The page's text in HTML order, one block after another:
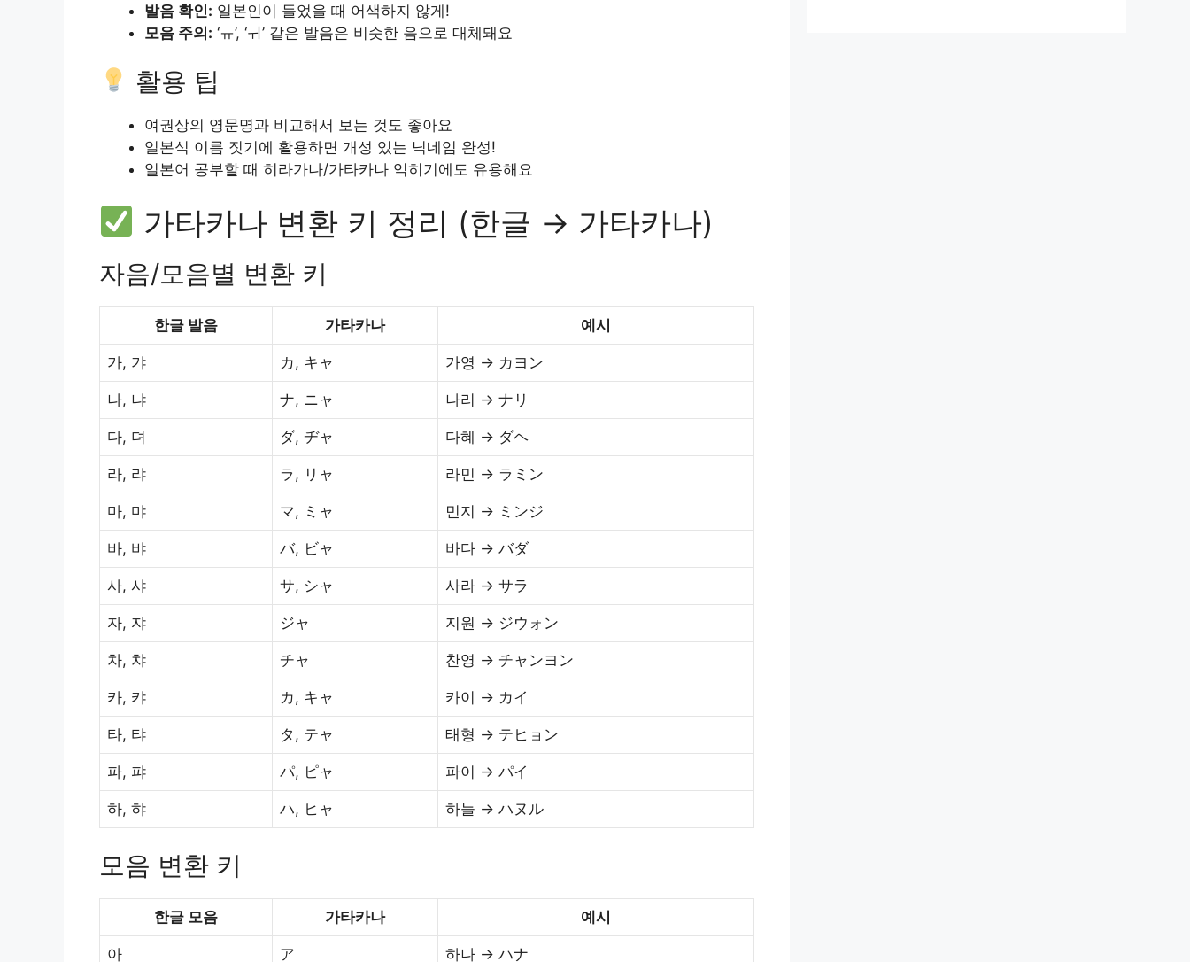
발음 확인: 일본인이 들었을 때 어색하지 않게!
모음 주의: ‘ㅠ’, ‘ㅟ’ 같은 발음은 비슷한 음으로 대체돼요
활용 팁
여권상의 영문명과 비교해서 보는 것도 좋아요
일본식 이름 짓기에 활용하면 개성 있는 닉네임 완성!
일본어 공부할 때 히라가나/가타카나 익히기에도 유용해요
가타카나 변환 키 정리 (한글 → 가타카나)
자음/모음별 변환 키
한글 발음 가타카나 예시
가, 갸 カ, キャ 가영 → カヨン
나, 냐 ナ, ニャ 나리 → ナリ
다, 뎌 ダ, ヂャ 다혜 → ダヘ
라, 랴 ラ, リャ 라민 → ラミン
마, 먀 マ, ミャ 민지 → ミンジ
바, 뱌 バ, ビャ 바다 → バダ
사, 샤 サ, シャ 사라 → サラ
자, 쟈 ジャ 지원 → ジウォン
차, 챠 チャ 찬영 → チャンヨン
카, 캬 カ, キャ 카이 → カイ
타, 탸 タ, テャ 태형 → テヒョン
파, 퍄 パ, ピャ 파이 → パイ
하, 햐 ハ, ヒャ 하늘 → ハヌル
모음 변환 키
한글 모음 가타카나 예시
아 ア 하나 → ハナ